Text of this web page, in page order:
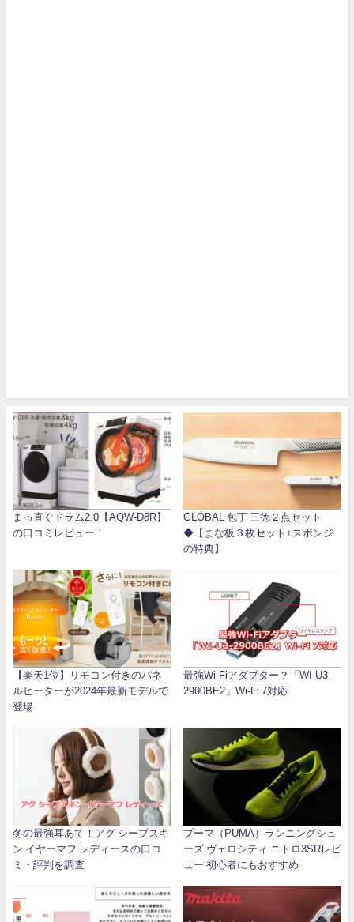
まっ直ぐドラム2.0【AQW-D8R】
の口コミレビュー！
GLOBAL 包丁 三徳２点セット
◆【まな板３枚セット+スポンジ
の特典】
【楽天1位】リモコン付きのパネ
ルヒーターが2024年最新モデルで
登場
最強Wi-Fiアダプター？「WI-U3-
2900BE2」Wi-Fi 7対応
冬の最強耳あて！アグ シープスキ
ン イヤーマフ レディースの口コ
ミ・評判を調査
プーマ（PUMA）ランニングシュ
ーズ ヴェロシティ ニトロ3SRレビ
ュー 初心者にもおすすめ